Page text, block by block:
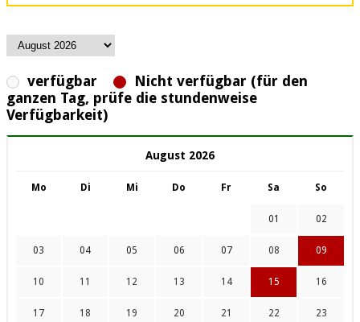
verfügbar
Nicht verfügbar (für den
ganzen Tag, prüfe die stundenweise
Verfügbarkeit)
August 2026
Mo Di Mi Do Fr Sa So
01 02
03 04 05 06 07 08 09
10 11 12 13 14 15 16
17 18 19 20 21 22 23